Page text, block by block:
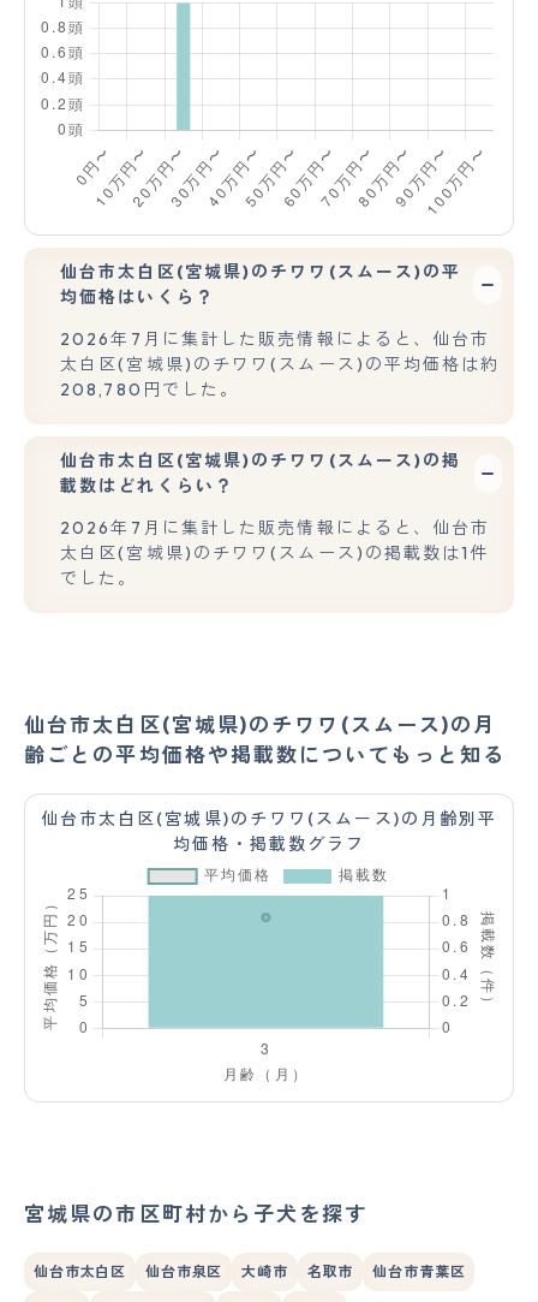
仙台市太白区(宮城県)のチワワ(スムース)の平
均価格はいくら？
2026年7月に集計した販売情報によると、仙台市
太白区(宮城県)のチワワ(スムース)の平均価格は約
208,780円でした。
仙台市太白区(宮城県)のチワワ(スムース)の掲
載数はどれくらい？
2026年7月に集計した販売情報によると、仙台市
太白区(宮城県)のチワワ(スムース)の掲載数は1件
でした。
仙台市太白区(宮城県)のチワワ(スムース)の月
齢ごとの平均価格や掲載数についてもっと知る
仙台市太白区(宮城県)のチワワ(スムース)の月齢別平
均価格・掲載数グラフ
宮城県の市区町村から子犬を探す
仙台市太白区 仙台市泉区 大崎市 名取市 仙台市青葉区